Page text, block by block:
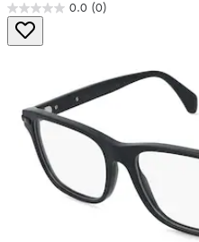
0.0 (0)
0.0
von
5